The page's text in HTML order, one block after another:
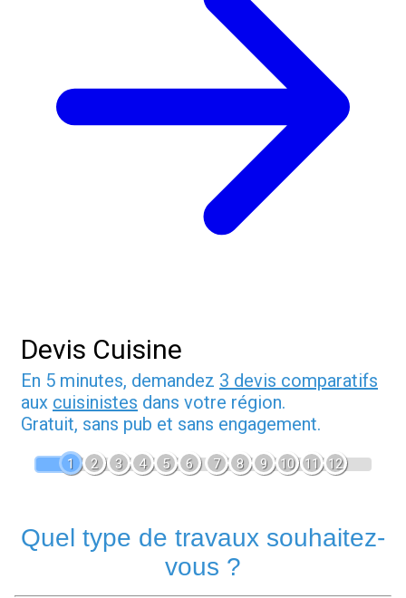
Devis Cuisine
En 5 minutes, demandez 3 devis comparatifs
aux cuisinistes dans votre région.
Gratuit, sans pub et sans engagement.
1 2 3 4 5 6 7 8 9 10 11 12
Quel type de travaux souhaitez-
vous ?